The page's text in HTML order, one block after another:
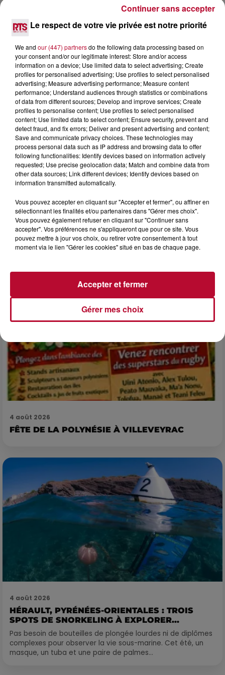
7 août 2026
DINER CONCERT À LA MJC DE MARSEILLAN
6 août 2026
NÎMES : « LE RÊVE DU GLADIATEUR » INVESTIT
LES ARÈNES CES 3...
Après un franc succès l'été dernier, le spectacle « Le Rêve
du gladiateur » revient illuminer l'amphithéâtre romain les 6,
4 août 2026
FÊTE DE LA POLYNÉSIE À VILLEVEYRAC
4 août 2026
HÉRAULT, PYRÉNÉES-ORIENTALES : TROIS
SPOTS DE SNORKELING À EXPLORER...
Pas besoin de bouteilles de plongée lourdes ni de diplômes
complexes pour observer la vie sous-marine. Cet été, un
masque, un tuba et une paire de palmes...
Le respect de votre vie privée est notre priorité
We and our (447) partnersdo the following data processing based on
your consent and/or our legitimate interest: Store and/or access
information on a device; Use limited data to select advertising; Create
profiles for personalised advertising; Use profiles to select personalised
advertising; Measure advertising performance; Measure content
performance; Understand audiences through statistics or combinations
of data from different sources; Develop and improve services; Create
profiles to personalise content; Use profiles to select personalised
content; Use limited data to select content; Ensure security, prevent and
detect fraud, and fix errors; Deliver and present advertising and content;
Save and communicate privacy choices. These technologies may
process personal data such as IP address and browsing data to offer
following functionalities: Identify devices based on information actively
requested; Use precise geolocation data; Match and combine data from
other data sources; Link different devices; Identify devices based on
information transmitted automatically.
Vous pouvez accepter en cliquant sur "Accepter et fermer", ou affiner en
sélectionnant les finalités et/ou partenaires dans "Gérer mes choix".
Vous pouvez également refuser en cliquant sur "Continuer sans
accepter". Vos préférences ne s'appliqueront que pour ce site. Vous
pouvez mettre à jour vos choix, ou retirer votre consentement à tout
moment via le lien "Gérer les cookies" situé en bas de chaque page.
Gérer mes choix
Accepter et fermer
Continuer sans accepter